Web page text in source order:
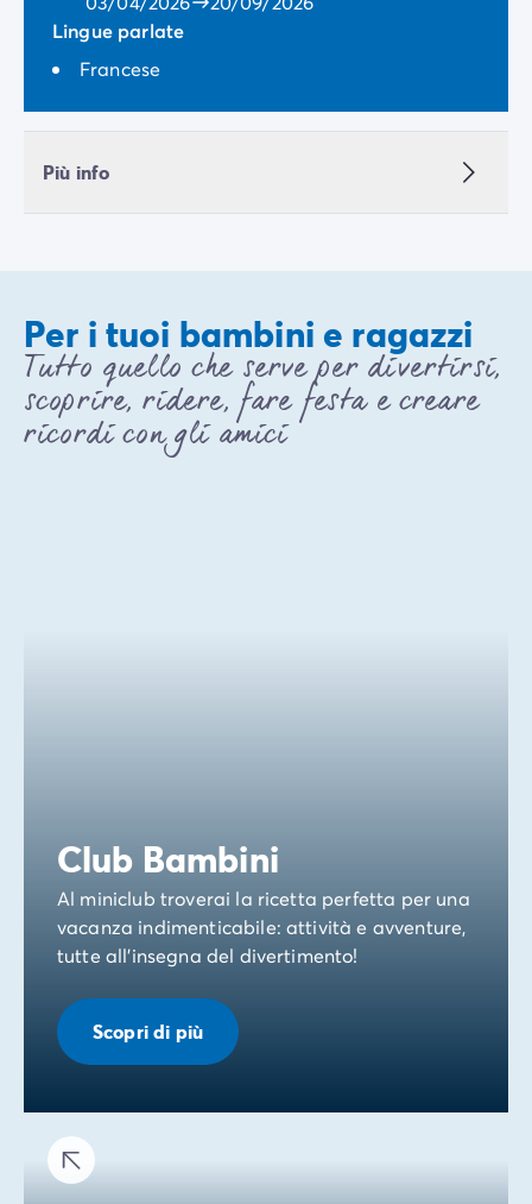
Lingue parlate
Francese
Più info
Per i tuoi bambini e ragazzi
Tutto quello che serve per divertirsi,
scoprire, ridere, fare festa e creare
ricordi con gli amici
Club Bambini
Al miniclub troverai la ricetta perfetta per una
vacanza indimenticabile: attività e avventure,
tutte all'insegna del divertimento!
Scopri di più